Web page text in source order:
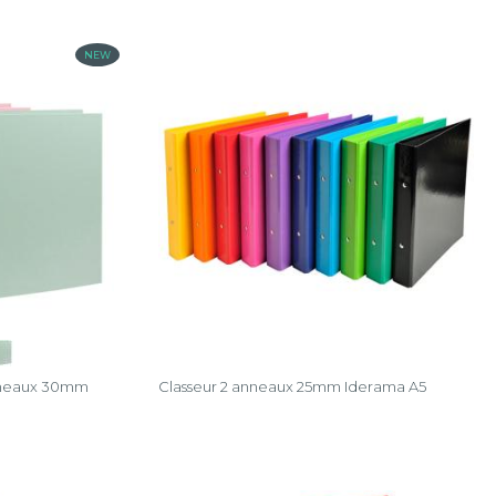
NEW
30mm Classeur 2 anneaux 25mm Iderama A5